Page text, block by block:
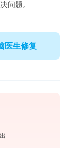
问题。
医生修复